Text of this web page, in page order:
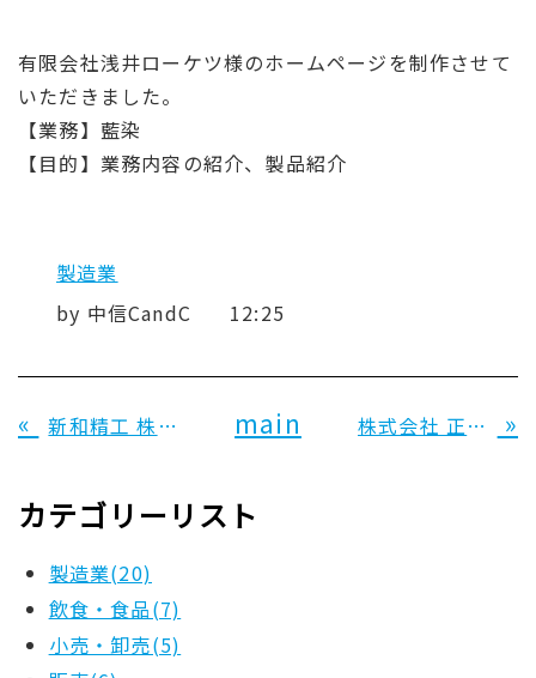
有限会社浅井ローケツ様のホームページを制作させて
いただきました。
【業務】藍染
【目的】業務内容の紹介、製品紹介
製造業
by 中信CandC 12:25
« 新和精工 株式会社 様 main 株式会社 正栄建設 様 »
カテゴリーリスト
製造業(20)
飲食・食品(7)
小売・卸売(5)